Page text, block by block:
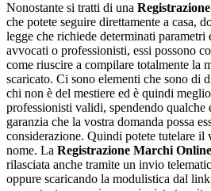
Nonostante si tratti di una
che potete seguire direttamente a casa,
legge che richiede determinati
avvocati o professionisti, essi possono
come riuscire a compilare totalmente la
scaricato. Ci sono elementi che sono di
chi non è del mestiere ed è quindi
professionisti validi, spendendo qualche
garanzia che la vostra domanda possa
considerazione. Quindi potete tutelare il
nome. La Registrazione Marchi
rilasciata anche tramite un invio
oppure scaricando la modulistica dal